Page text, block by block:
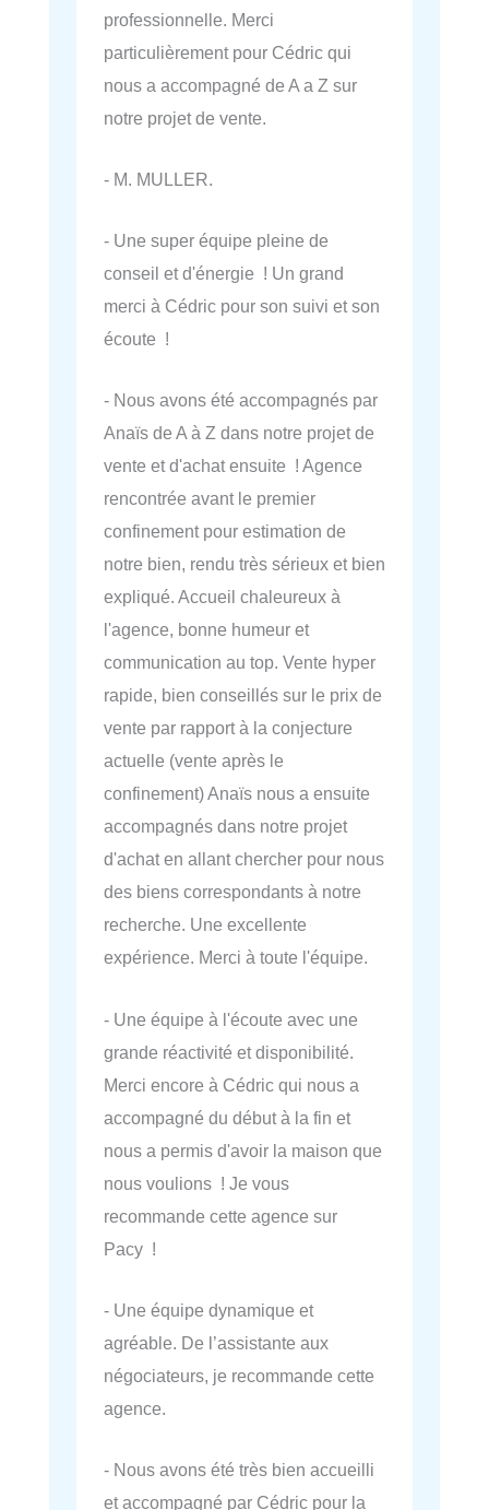
professionnelle. Merci
particulièrement pour Cédric qui
nous a accompagné de A a Z sur
notre projet de vente.
- M. MULLER.
- Une super équipe pleine de
conseil et d'énergie ! Un grand
merci à Cédric pour son suivi et son
écoute !
- Nous avons été accompagnés par
Anaïs de A à Z dans notre projet de
vente et d'achat ensuite ! Agence
rencontrée avant le premier
confinement pour estimation de
notre bien, rendu très sérieux et bien
expliqué. Accueil chaleureux à
l'agence, bonne humeur et
communication au top. Vente hyper
rapide, bien conseillés sur le prix de
vente par rapport à la conjecture
actuelle (vente après le
confinement) Anaïs nous a ensuite
accompagnés dans notre projet
d'achat en allant chercher pour nous
des biens correspondants à notre
recherche. Une excellente
expérience. Merci à toute l'équipe.
- Une équipe à l'écoute avec une
grande réactivité et disponibilité.
Merci encore à Cédric qui nous a
accompagné du début à la fin et
nous a permis d'avoir la maison que
nous voulions ! Je vous
recommande cette agence sur
Pacy !
- Une équipe dynamique et
agréable. De l’assistante aux
négociateurs, je recommande cette
agence.
- Nous avons été très bien accueilli
et accompagné par Cédric pour la